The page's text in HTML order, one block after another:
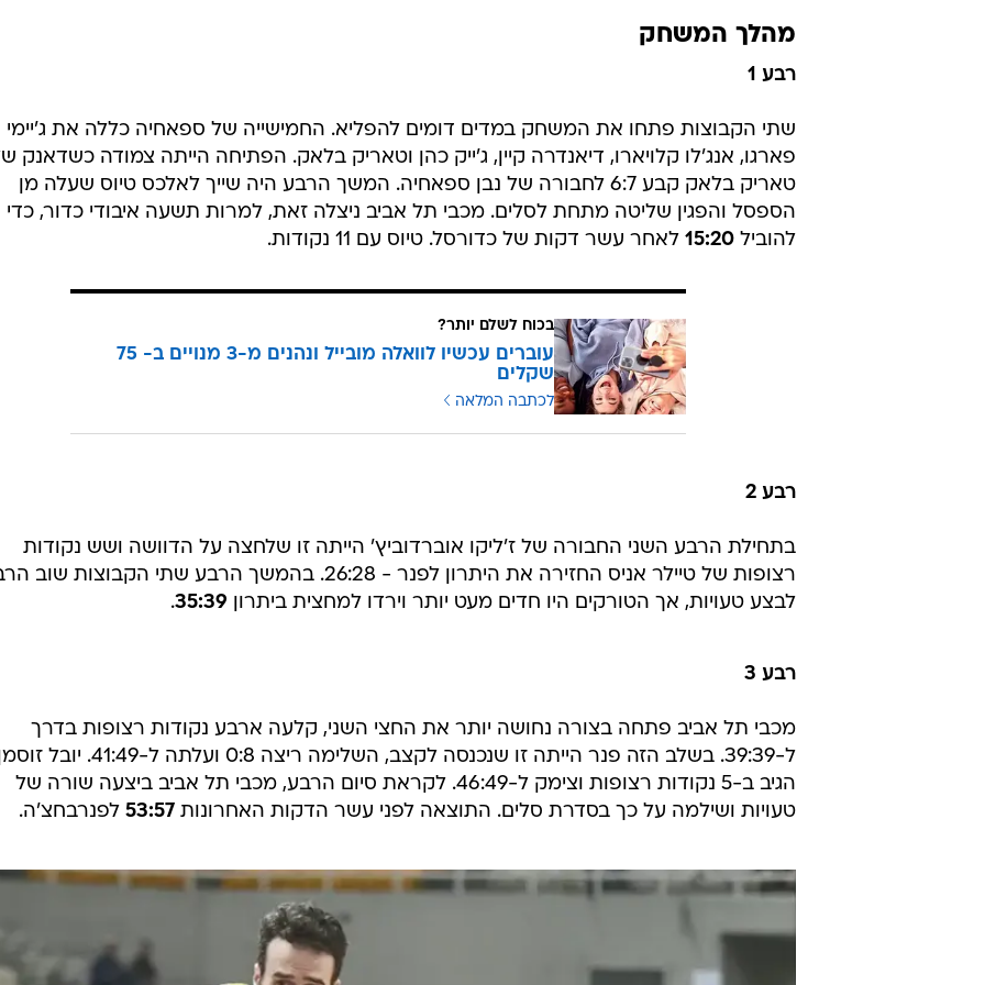
מהלך המשחק
רבע 1
שתי הקבוצות פתחו את המשחק במדים דומים להפליא. החמישייה של ספאחיה כללה את ג'יימי
פארגו, אנג'לו קלויארו, דיאנדרה קיין, ג'ייק כהן וטאריק בלאק. הפתיחה הייתה צמודה כשדאנק
טאריק בלאק קבע 6:7 לחבורה של נבן ספאחיה. המשך הרבע היה שייך לאלכס טיוס שעלה מן
הספסל והפגין שליטה מתחת לסלים. מכבי תל אביב ניצלה זאת, למרות תשעה איבודי כדור, כדי
להוביל 15:20 לאחר עשר דקות של כדורסל. טיוס עם 11 נקודות.
בכוח לשלם יותר?
עוברים עכשיו לוואלה מובייל ונהנים מ-3 מנויים ב- 75
שקלים
לכתבה המלאה
רבע 2
בתחילת הרבע השני החבורה של ז'ליקו אוברדוביץ' הייתה זו שלחצה על הדוושה ושש נקודות
רצופות של טיילר אניס החזירה את היתרון לפנר - 26:28. בהמשך הרבע שתי הקבוצות שוב
לבצע טעויות, אך הטורקים היו חדים מעט יותר וירדו למחצית ביתרון 35:39
.
רבע 3
מכבי תל אביב פתחה בצורה נחושה יותר את החצי השני, קלעה ארבע נקודות רצופות בדרך
ל-39:39. בשלב הזה פנר הייתה זו שנכנסה לקצב, השלימה ריצה 0:8 ועלתה ל-41:49. יובל
הגיב ב-5 נקודות רצופות וצימק ל-46:49. לקראת סיום הרבע, מכבי תל אביב ביצעה שורה של
טעויות ושילמה על כך בסדרת סלים. התוצאה לפני עשר הדקות האחרונות 53:57 לפנרבחצ'ה.